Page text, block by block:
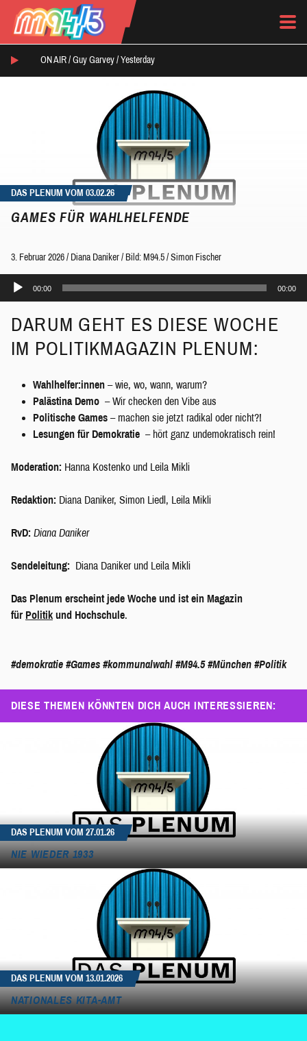
ON AIR / Guy Garvey / Yesterday
DAS PLENUM VOM 03.02.26
GAMES FÜR WAHLHELFENDE
3. Februar 2026 / Diana Daniker / Bild: M94.5 / Simon Fischer
Audio-
00:00 00:00
DARUM GEHT ES DIESE WOCHE
IM POLITIKMAGAZIN PLENUM:
Wahlhelfer:innen – wie, wo, wann, warum?
Palästina Demo – Wir checken den Vibe aus
Politische Games – machen sie jetzt radikal oder nicht?!
Lesungen für Demokratie – hört ganz undemokratisch rein!
Moderation: Hanna Kostenko und Leila Mikli
Redaktion: Diana Daniker, Simon Liedl, Leila Mikli
RvD: Diana Daniker
Sendeleitung: Diana Daniker und Leila Mikli
Das Plenum erscheint jede Woche und ist ein Magazin
für Politik und Hochschule.
#demokratie #Games #kommunalwahl #M94.5 #München #Politik
DIESE THEMEN KÖNNTEN DICH AUCH INTERESSIEREN:
DAS PLENUM VOM 27.01.26
NIE WIEDER 1933
DAS PLENUM VOM 13.01.2026
NATIONALES KITA-AMT